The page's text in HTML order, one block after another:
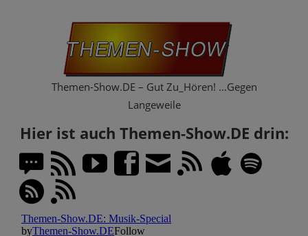
Themen-Show.DE – Gut Zu_Hören! …Gegen
Langeweile
Hier ist auch Themen-Show.DE drin: